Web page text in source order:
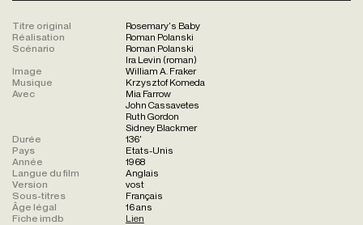
Titre original
Rosemary's Baby
Réalisation
Roman Polanski
Scénario
Roman Polanski
Ira Levin (roman)
Image
William A. Fraker
Musique
Krzysztof Komeda
Avec
Mia Farrow
John Cassavetes
Ruth Gordon
Sidney Blackmer
Durée
136'
Pays
Etats-Unis
Année
1968
Langue du film
Anglais
Version
vost
Sous-titres
Français
Âge légal
16 ans
Fiche imdb
Lien